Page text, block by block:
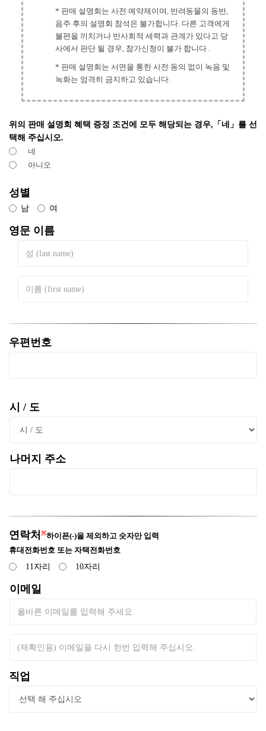
* 판매 설명회는 사전 예약제이며, 반려동물의 동반,
음주 후의 설명회 참석은 불가합니다. 다른 고객에게
불편을 끼치거나 반사회적 세력과 관계가 있다고 당
사에서 판단 될 경우, 참가신청이 불가 합니다 .
* 판매 설명회는 서면을 통한 사전 동의 없이 녹음 및
녹화는 엄격히 금지하고 있습니다.
위의 판매 설명회 혜택 증정 조건에 모두 해당되는 경우,「네」를 선
택해 주십시오.
네
아니오
성별
남 여
영문 이름
(last
름
name)
우편번호
시 / 도
나머지 주소
연락처 ※하이픈(-)을 제외하고 숫자만 입력
휴대전화번호 또는 자택전화번호
택
11자리 10자리
이메일
직업